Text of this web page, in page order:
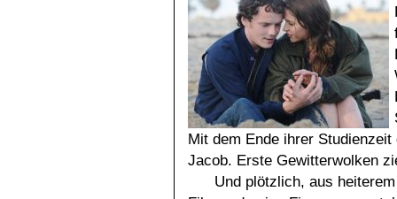
Mit dem Ende ihrer
Jacob. Erste Gewitterwolken
Und plötzlich, aus